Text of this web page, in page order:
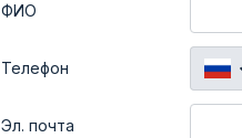
ФИО
Телефон
Эл. почта